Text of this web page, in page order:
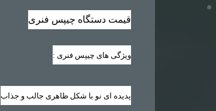
قیمت دستگاه چیپس فنری
ویژگی های چیپس فنری :
پدیده ای نو با شکل ظاهری جالب و جذاب